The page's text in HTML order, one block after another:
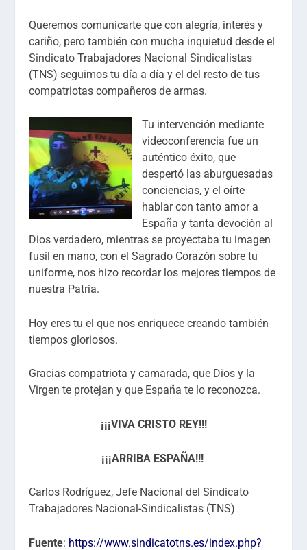
Queremos comunicarte que con alegría, interés y
cariño, pero también con mucha inquietud desde el
Sindicato Trabajadores Nacional Sindicalistas
(TNS) seguimos tu día a día y el del resto de tus
compatriotas compañeros de armas.
Tu intervención mediante
videoconferencia fue un
auténtico éxito, que
despertó las aburguesadas
conciencias, y el oírte
hablar con tanto amor a
España y tanta devoción al
Dios verdadero, mientras se proyectaba tu imagen
fusil en mano, con el Sagrado Corazón sobre tu
uniforme, nos hizo recordar los mejores tiempos de
nuestra Patria.
Hoy eres tu el que nos enriquece creando también
tiempos gloriosos.
Gracias compatriota y camarada, que Dios y la
Virgen te protejan y que España te lo reconozca.
¡¡¡VIVA CRISTO REY!!!
¡¡¡ARRIBA ESPAÑA!!!
Carlos Rodríguez, Jefe Nacional del Sindicato
Trabajadores Nacional-Sindicalistas (TNS)
Fuente: https://www.sindicatotns.es/index.php?